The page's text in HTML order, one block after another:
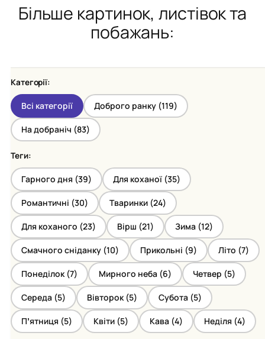
Більше картинок, листівок та
побажань:
Категорії:
Всі категорії Доброго ранку (119)
На добраніч (83)
Теги:
Гарного дня (39) Для коханої (35)
Романтичні (30) Тваринки (24)
Для коханого (23) Вірш (21) Зима (12)
Смачного сніданку (10) Прикольні (9) Літо (7)
Понеділок (7) Мирного неба (6) Четвер (5)
Середа (5) Вівторок (5) Субота (5)
Пʼятниця (5) Квіти (5) Кава (4) Неділя (4)